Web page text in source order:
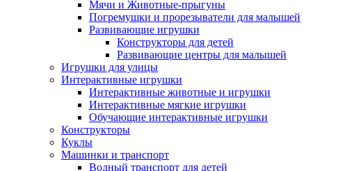
Мячи и Животные-прыгуны
Погремушки и прорезыватели для малышей
Развивающие игрушки
Конструкторы для детей
Развивающие центры для малышей
Игрушки для улицы
Интерактивные игрушки
Интерактивные животные и игрушки
Интерактивные мягкие игрушки
Обучающие интерактивные игрушки
Конструкторы
Куклы
Машинки и транспорт
Водный транспорт для детей